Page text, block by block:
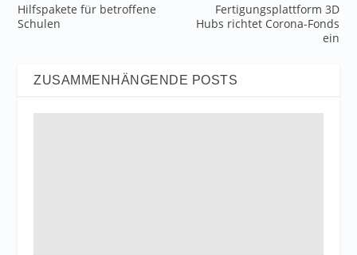
Hilfspakete für betroffene
Schulen
Fertigungsplattform 3D
Hubs richtet Corona-Fonds
ein
ZUSAMMENHÄNGENDE POSTS